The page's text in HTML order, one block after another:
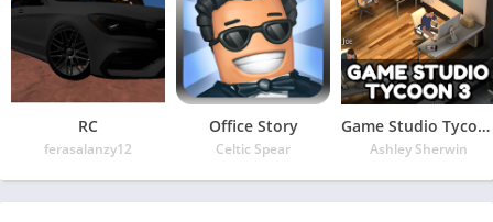
RC
ferasalanzy12
Office Story
Celtic Spear
Game Studio Tycoon 3
Ashley Sherwin